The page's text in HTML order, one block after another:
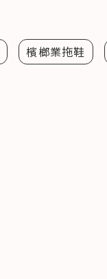
檳榔業拖鞋